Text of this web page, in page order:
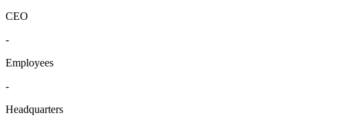
CEO
-
Employees
-
Headquarters